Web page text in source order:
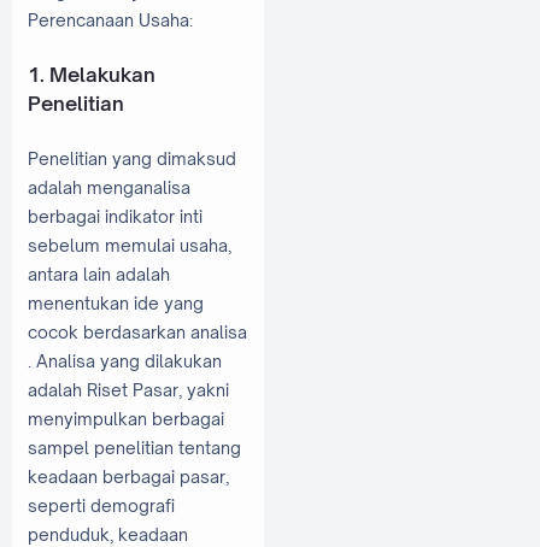
Perencanaan Usaha:
1. Melakukan
Penelitian
Penelitian yang dimaksud
adalah menganalisa
berbagai indikator inti
sebelum memulai usaha,
antara lain adalah
menentukan ide yang
cocok berdasarkan analisa
. Analisa yang dilakukan
adalah Riset Pasar, yakni
menyimpulkan berbagai
sampel penelitian tentang
keadaan berbagai pasar,
seperti demografi
penduduk, keadaan